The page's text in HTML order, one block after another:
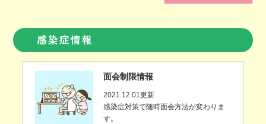
感染症情報
面会制限情報
2021.12.01更新
感染症対策で随時面会方法が変わりま
す。